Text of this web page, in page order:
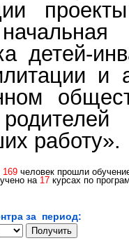
детей-
и
работу».
169 человек прошли
на 17 курсах по
за период: